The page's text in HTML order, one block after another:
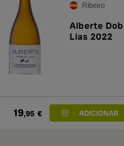
Ribeiro
Alberte
Lías 2022
19,95 €